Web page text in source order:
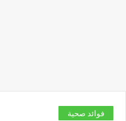
فوائد صحية